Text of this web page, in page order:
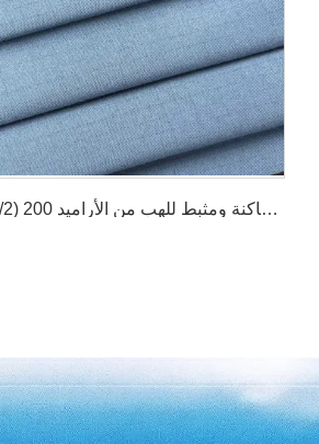
نسيج شبكي مضاد للكهرباء الساكنة ومثبط للهب من الأراميد 200 (93/5/2)